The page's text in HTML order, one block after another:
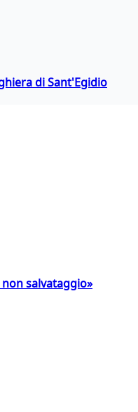
di Sant'Egidio
non salvataggio»